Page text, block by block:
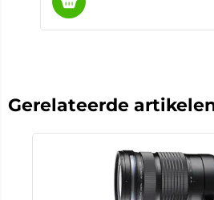
Gerelateerde